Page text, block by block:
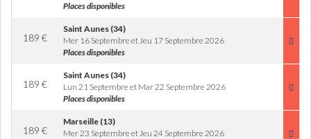
Places disponibles
189 €
Saint Aunes (34)
Mer 16 Septembre et Jeu 17 Septembre 2026
Places disponibles
189 €
Saint Aunes (34)
Lun 21 Septembre et Mar 22 Septembre 2026
Places disponibles
189 €
Marseille (13)
Mer 23 Septembre et Jeu 24 Septembre 2026